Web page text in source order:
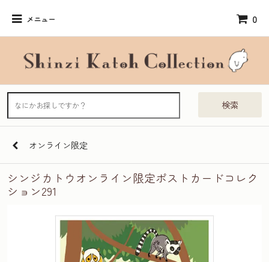
メニュー 0
検索
オンライン限定
シンジカトウオンライン限定ポストカードコレク
ション291